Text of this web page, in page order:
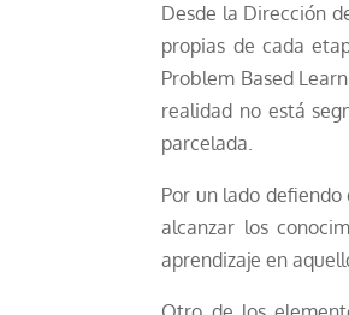
Desde la Dirección
propias de cada
Problem Based
realidad no está
parcelada.
Por un lado
alcanzar los
aprendizaje en